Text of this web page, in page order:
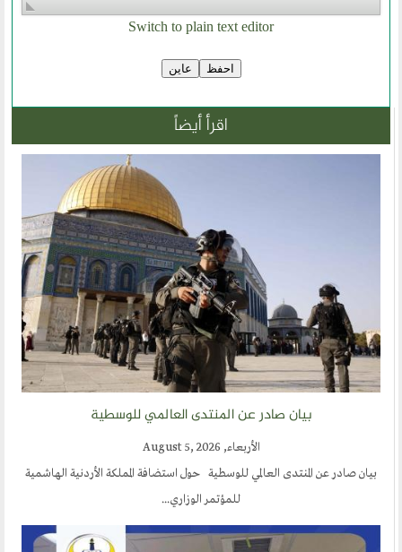
أخبار العالم الاسلامي
خطب الجمعة
مشاركات القراء
المؤتمرات
منتديات الوسطية
اخر الاخبار
المنتدى في الاعلام
طلبات الانتساب
اتصل بنا
أرسل لنا
ارسل مقالآ
Switch to plain text editor
اقرأ أيضاً
بيان صادر عن المنتدى العالمي للوسطية
الأربعاء, August 5, 2026
بيان صادر عن المنتدى العالمي للوسطية حول استضافة المملكة الأردنية الهاشمية
للمؤتمر الوزاري...